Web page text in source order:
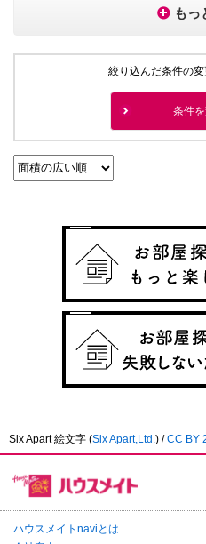
もっ
絞り込んだ条件の変
条件
Six Apart 絵文字 (Six Apart,Ltd. ) /CC BY
ハウスメイトnaviとは